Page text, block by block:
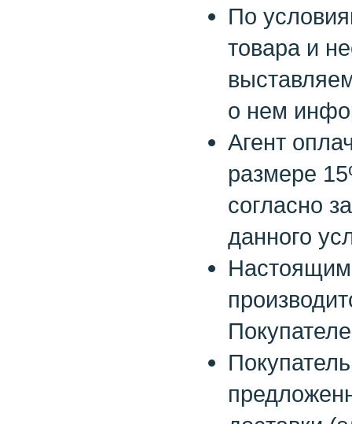
По
товара и
о нем
Агент
размере
согласно
данного
Настоящим